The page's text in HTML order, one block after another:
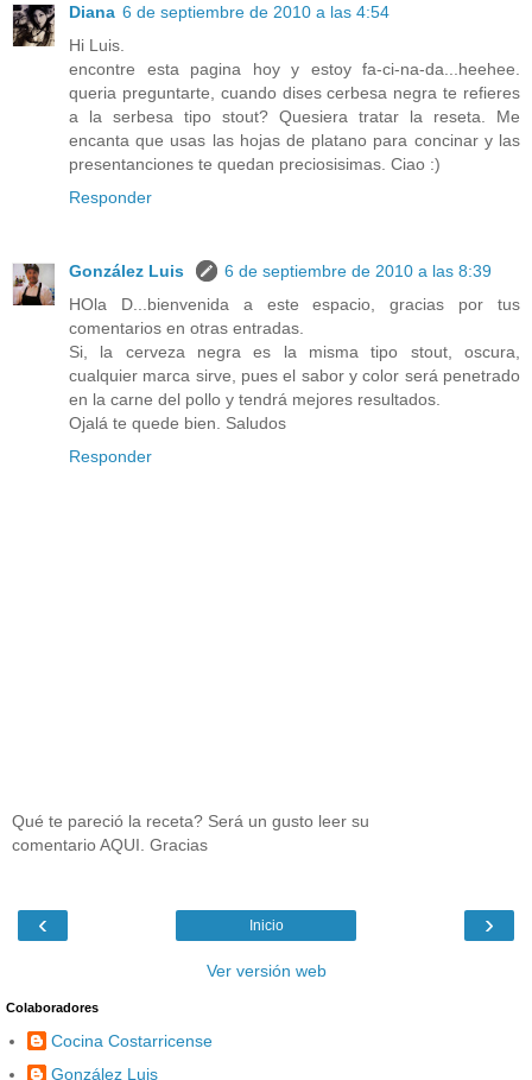
Diana 6 de septiembre de 2010 a las 4:54
Hi Luis.
encontre esta pagina hoy y estoy fa-ci-na-da...heehee.
queria preguntarte, cuando dises cerbesa negra te refieres
a la serbesa tipo stout? Quesiera tratar la reseta. Me
encanta que usas las hojas de platano para concinar y las
presentanciones te quedan preciosisimas. Ciao :)
Responder
González Luis
6 de septiembre de 2010 a las 8:39
HOla D...bienvenida a este espacio, gracias por tus
comentarios en otras entradas.
Si, la cerveza negra es la misma tipo stout, oscura,
cualquier marca sirve, pues el sabor y color será penetrado
en la carne del pollo y tendrá mejores resultados.
Ojalá te quede bien. Saludos
Responder
Qué te pareció la receta? Será un gusto leer su
comentario AQUI. Gracias
‹ ›
Inicio
Ver versión web
Colaboradores
Cocina Costarricense
González Luis